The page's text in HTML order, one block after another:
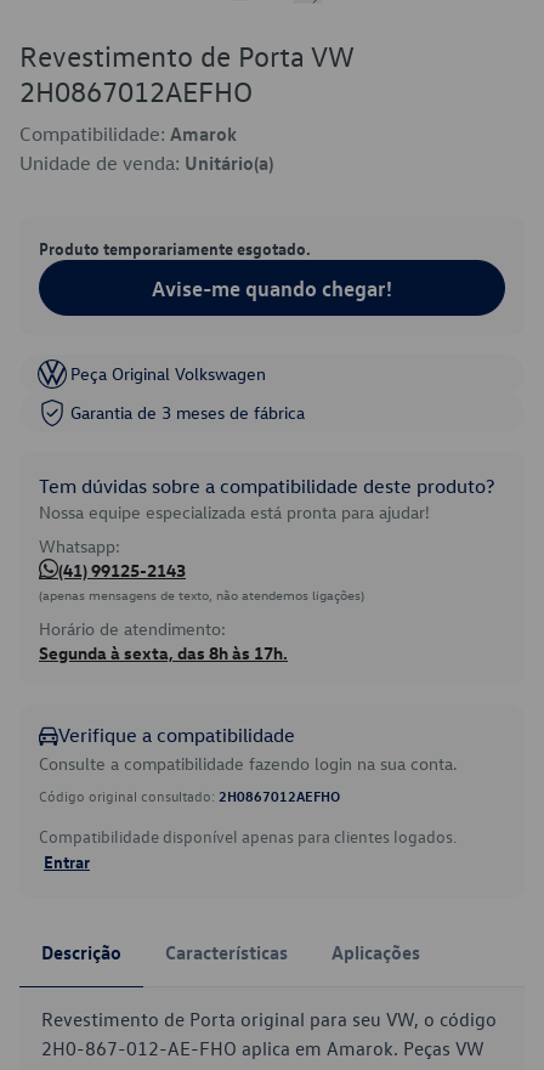
Revestimento de Porta VW
2H0867012AEFHO
Compatibilidade: Amarok
Unidade de venda: Unitário(a)
Produto temporariamente esgotado.
Avise-me quando chegar!
Peça Original Volkswagen
Garantia de 3 meses de fábrica
Tem dúvidas sobre a compatibilidade deste produto?
Nossa equipe especializada está pronta para ajudar!
Whatsapp:
(41) 99125-2143
(apenas mensagens de texto, não atendemos ligações)
Horário de atendimento:
Segunda à sexta, das 8h às 17h.
Verifique a compatibilidade
Consulte a compatibilidade fazendo login na sua conta.
Código original consultado: 2H0867012AEFHO
Compatibilidade disponível apenas para clientes logados.
Entrar
Descrição Características Aplicações
Revestimento de Porta original para seu VW, o código
2H0-867-012-AE-FHO aplica em Amarok. Peças VW